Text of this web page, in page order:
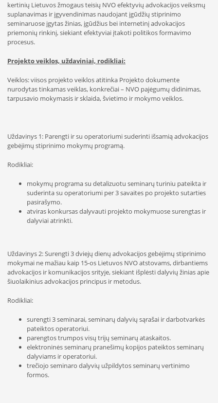
kertinių Lietuvos žmogaus teisių NVO efektyvių advokacijos veiksmų
suplanavimas ir įgyvendinimas naudojant įgūdžių stiprinimo
seminaruose įgytas žinias, įgūdžius bei internetinį advokacijos
priemonių rinkinį, siekiant efektyviai įtakoti politikos formavimo
procesus.
Projekto veiklos, uždaviniai, rodikliai:
Veiklos: viisos projekto veiklos atitinka Projekto dokumente
nurodytas tinkamas veiklas, konkrečiai – NVO pajėgumų didinimas,
tarpusavio mokymasis ir sklaida, švietimo ir mokymo veiklos.
Uždavinys 1: Parengti ir su operatoriumi suderinti išsamią advokacijos
gebėjimų stiprinimo mokymų programą.
Rodikliai:
mokymų programa su detalizuotu seminarų turiniu pateikta ir
suderinta su operatoriumi per 3 savaites po projekto sutarties
pasirašymo.
atviras konkursas dalyvauti projekto mokymuose surengtas ir
dalyviai atrinkti.
Uždavinys 2: Surengti 3 dviejų dienų advokacijos gebėjimų stiprinimo
mokymai ne mažiau kaip 15-os Lietuvos NVO atstovams, dirbantiems
advokacijos ir komunikacijos srityje, siekiant išplėsti dalyvių žinias apie
šiuolaikinius advokacijos principus ir metodus.
Rodikliai:
surengti 3 seminarai, seminarų dalyvių sąrašai ir darbotvarkės
pateiktos operatoriui.
parengtos trumpos visų trijų seminarų ataskaitos.
elektroninės seminarų pranešimų kopijos pateiktos seminarų
dalyviams ir operatoriui.
trečiojo seminaro dalyvių užpildytos seminarų vertinimo
formos.